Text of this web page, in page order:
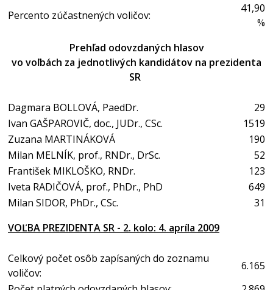
Percento zúčastnených voličov:
41,90
%
Prehľad odovzdaných hlasov
vo voľbách za jednotlivých kandidátov na prezidenta
SR
Dagmara BOLLOVÁ, PaedDr.
29
Ivan GAŠPAROVIČ, doc., JUDr., CSc.
1519
Zuzana MARTINÁKOVÁ
190
Milan MELNÍK, prof., RNDr., DrSc.
52
František MIKLOŠKO, RNDr.
123
Iveta RADIČOVÁ, prof., PhDr., PhD
649
Milan SIDOR, PhDr., CSc.
31
VOĽBA PREZIDENTA SR - 2. kolo: 4. apríla 2009
Celkový počet osôb zapísaných do zoznamu
voličov:
6.165